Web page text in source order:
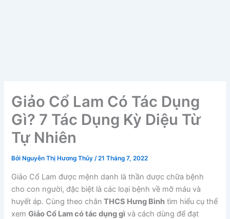
Giảo Cổ Lam Có Tác Dụng
Gì? 7 Tác Dụng Kỳ Diệu Từ
Tự Nhiên
Bởi Nguyễn Thị Hương Thủy/21 Tháng 7, 2022
Giảo Cổ Lam được mệnh danh là thần dược chữa bệnh
cho con người, đặc biệt là các loại bệnh về mỡ máu và
huyết áp. Cùng theo chân THCS Hưng Bình tìm hiểu cụ thể
xemGiảo Cổ Lam có tác dụng gì và cách dùng để đạt